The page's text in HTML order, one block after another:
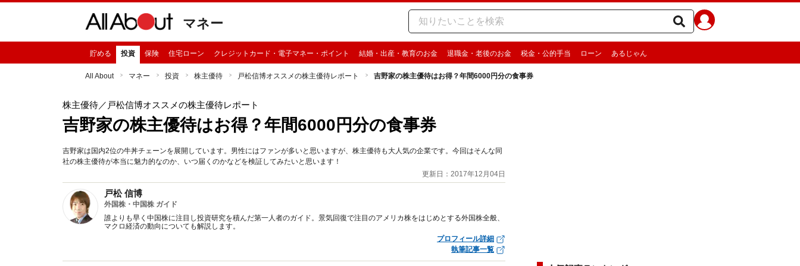
マネー
貯める 投資 保険 住宅ローン クレジットカード・電子マネー・ポイント 結婚・出産・教育のお金 退職金・老後のお金 税金・公的手当 ローン あるじゃん
All About マネー 投資 株主優待 戸松信博オススメの株主優待レポート 吉野家の株主優待はお得？年間6000円分の食事券
株主優待／戸松信博オススメの株主優待レポート
吉野家の株主優待はお得？年間6000円分の食事券
吉野家は国内2位の牛丼チェーンを展開しています。男性にはファンが多いと思いますが、株主優待も大人気の企業です。今回はそんな同
社の株主優待が本当に魅力的なのか、いつ届くのかなどを検証してみたいと思います！
更新日：2017年12月04日
戸松 信博
外国株・中国株 ガイド
誰よりも早く中国株に注目し投資研究を積んだ第一人者のガイド。景気回復で注目のアメリカ株をはじめとする外国株全般、
マクロ経済の動向についても解説します。
プロフィール詳細
執筆記事一覧